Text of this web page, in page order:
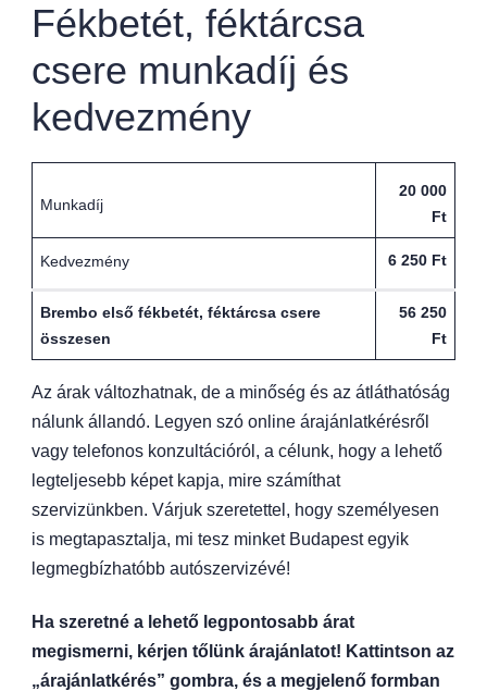
Fékbetét, féktárcsa
csere munkadíj és
kedvezmény
Munkadíj
20 000
Ft
Kedvezmény 6 250 Ft
Brembo első fékbetét, féktárcsa csere
összesen
56 250
Ft
Az árak változhatnak, de a minőség és az átláthatóság
nálunk állandó. Legyen szó online árajánlatkérésről
vagy telefonos konzultációról, a célunk, hogy a lehető
legteljesebb képet kapja, mire számíthat
szervizünkben. Várjuk szeretettel, hogy személyesen
is megtapasztalja, mi tesz minket Budapest egyik
legmegbízhatóbb autószervizévé!
Ha szeretné a lehető legpontosabb árat
megismerni, kérjen tőlünk árajánlatot! Kattintson az
„árajánlatkérés” gombra, és a megjelenő formban